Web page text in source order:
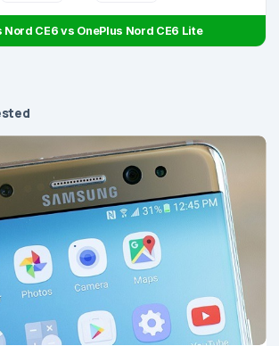
Nord CE6 vs OnePlus Nord CE6 Lite